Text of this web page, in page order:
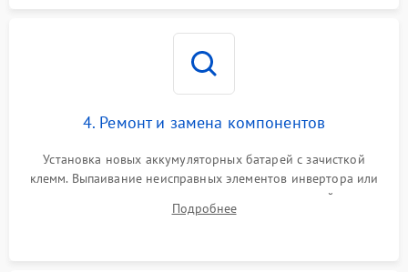
4. Ремонт и замена компонентов
Установка новых аккумуляторных батарей с зачисткой
клемм. Выпаивание неисправных элементов инвертора или
цепи зарядки и монтаж новых радиодеталей.
Восстановление поврежденных токоведущих дорожек и
Подробнее